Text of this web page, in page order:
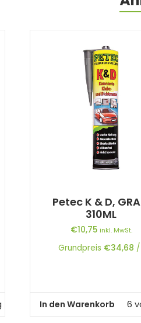
Petec K & D,
310ML
€10,75 inkl. MwSt.
Grundpreis €34,68 /
In den Warenkorb 6